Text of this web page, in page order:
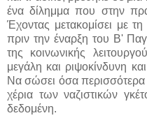
ένα δίλημμα που στην
Έχοντας μετακομίσει με
πριν την έναρξη του Β'
της κοινωνικής
μεγάλη και ριψοκίνδυνη
Να σώσει όσα
χέρια των ναζιστικών
δεδομένη.